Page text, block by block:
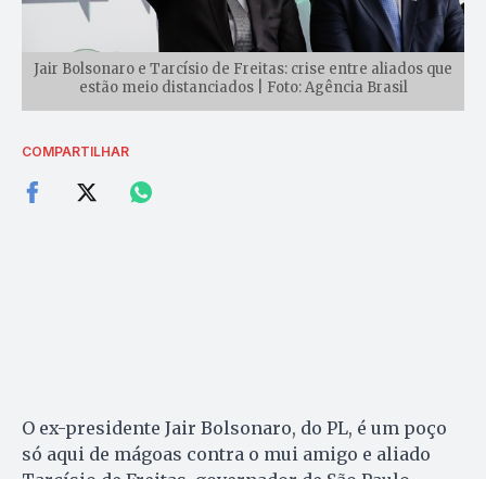
Jair Bolsonaro e Tarcísio de Freitas: crise entre aliados que
estão meio distanciados | Foto: Agência Brasil
COMPARTILHAR
O ex-presidente Jair Bolsonaro, do PL, é um poço
só aqui de mágoas contra o mui amigo e aliado